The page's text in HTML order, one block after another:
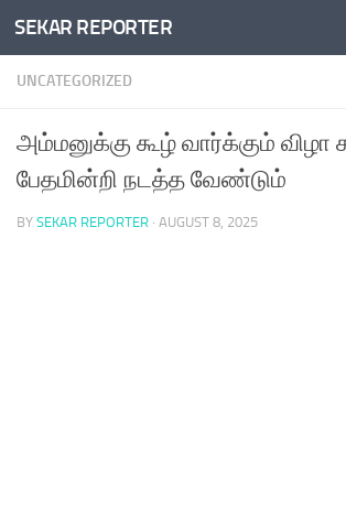
Skip to content
SEKAR REPORTER
UNCATEGORIZED
அம்மனுக்கு கூழ் வார்க்கும் விழா
பேதமின்றி நடத்த வேண்டும்
BY SEKAR REPORTER · AUGUST 8, 2025